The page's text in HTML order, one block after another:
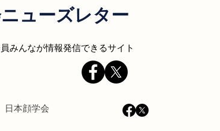
ューズレター
みんなが情報発信できるサイト
日本顔学会